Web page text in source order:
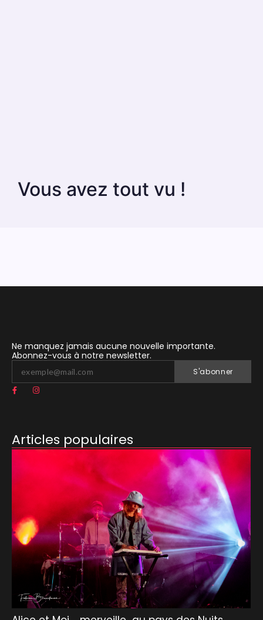
Vous avez tout vu !
Ne manquez jamais aucune nouvelle importante.
Abonnez-vous à notre newsletter.
S'abonner
Articles populaires